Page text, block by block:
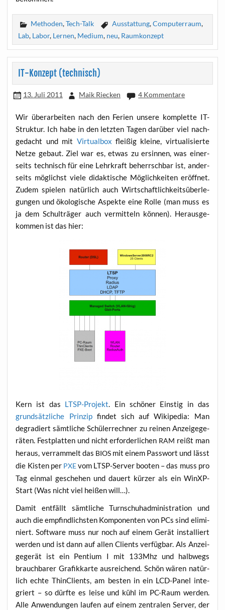
Methoden,Tech-Talk Ausstattung,Computerraum,
Lab, Labor, Lernen, Medium, neu, Raumkonzept
IT-Konzept (technisch)
13. Juli 2011 Maik Riecken 4 Kommentare
Wir über­ar­bei­ten nach den Feri­en unse­re kom­plet­te IT-
Struk­tur. Ich habe in den letz­ten Tagen dar­über viel nach­
ge­dacht und mit Vir­tu­al­box flei­ßig klei­ne, vir­tua­li­sier­te
Net­ze gebaut. Ziel war es, etwas zu ersin­nen, was einer­
seits tech­nisch für eine Lehr­kraft beherrsch­bar ist, ander­
seits mög­lichst vie­le didak­ti­sche Mög­lich­kei­ten eröff­net.
Zudem spie­len natür­lich auch Wirt­schaft­lich­keits­über­le­
gun­gen und öko­lo­gi­sche Aspek­te eine Rol­le (man muss es
ja dem Schul­trä­ger auch ver­mit­teln kön­nen). Her­aus­ge­
kom­men ist das hier:
Kern ist das LTSP-Pro­jekt. Ein schö­ner Eins­tig in das
grund­sätz­li­che Prin­zipfin­det sich auf Wiki­pe­dia: Man
degra­diert sämt­li­che Schü­ler­rech­ner zu rei­nen Anzei­ge­ge­
rä­ten. Fest­plat­ten und nicht erfor­der­li­chen RAM reißt man
her­aus, ver­ram­melt das BIOSmit einem Pass­wort und lässt
die Kis­ten per PXEvom LTSP-Ser­ver boo­ten – das muss pro
Tag ein­mal gesche­hen und dau­ert kür­zer als ein WinXP-
Start (Was nicht viel hei­ßen will…).
Damit ent­fällt sämt­li­che Turn­schuh­ad­mi­nis­tra­ti­on und
auch die emp­find­lichs­ten Kom­po­nen­ten von PCs sind eli­mi­
niert. Soft­ware muss nur noch auf einem Gerät instal­liert
wer­den und ist dann auf allen Cli­ents ver­füg­bar. Als Anzei­
ge­ge­rät ist ein Pen­ti­um I mit 133Mhz und halb­wegs
brauch­ba­rer Gra­fik­kar­te aus­rei­chend. Schön wären natür­
lich ech­te Thin­Cli­ents, am bes­ten in ein LCD-Panel inte­
griert – so dürf­te es lei­se und kühl im PC-Raum wer­den.
Alle Anwen­dun­gen lau­fen auf einem zen­tra­len Ser­ver, der